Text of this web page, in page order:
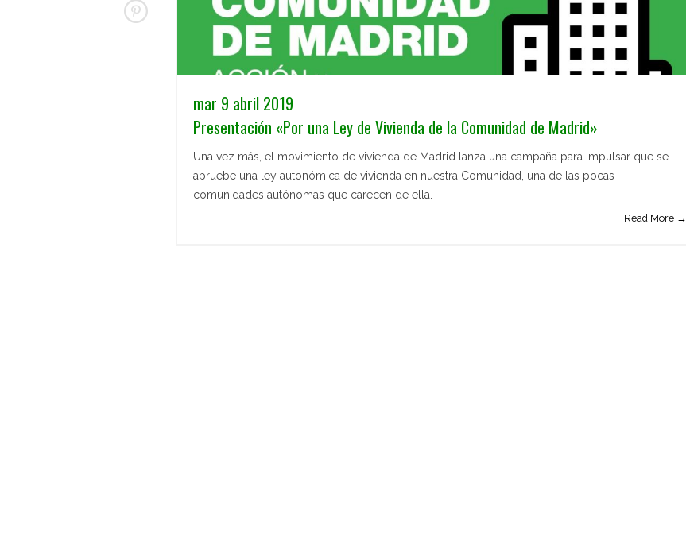
mar 9 abril 2019
Presentación «Por una Ley de Vivienda de la Comunidad de Madrid»
Una vez más, el movimiento de vivienda de Madrid lanza una campaña para impulsar que se
apruebe una ley autonómica de vivienda en nuestra Comunidad, una de las pocas
comunidades autónomas que carecen de ella.
Read More →